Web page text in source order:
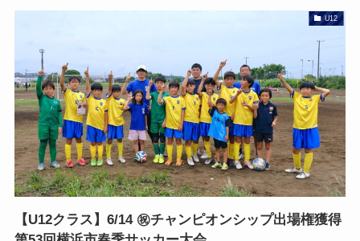
U12
【U12クラス】6/14 ㊗️チャンピオンシップ出場権獲得